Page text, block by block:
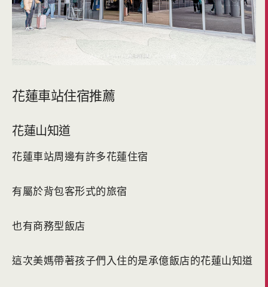
花蓮車站住宿推薦
花蓮山知道
花蓮車站周邊有許多花蓮住宿
有屬於背包客形式的旅宿
也有商務型飯店
這次美媽帶著孩子們入住的是承億飯店的花蓮山知道